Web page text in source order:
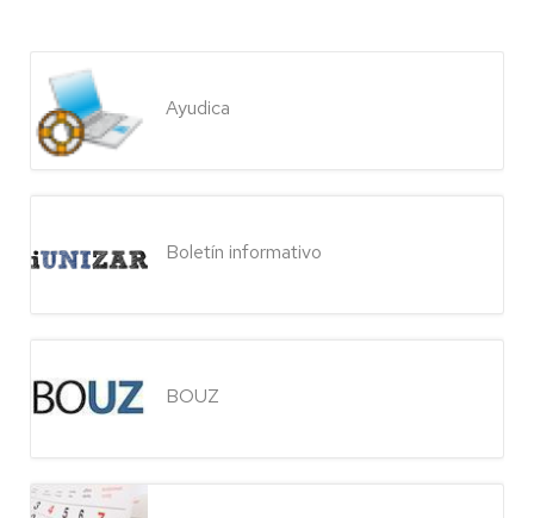
Ayudica
Boletín informativo
BOUZ